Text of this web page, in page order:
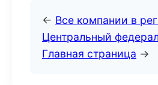
← Все компании в
Центральный
Главная страница →